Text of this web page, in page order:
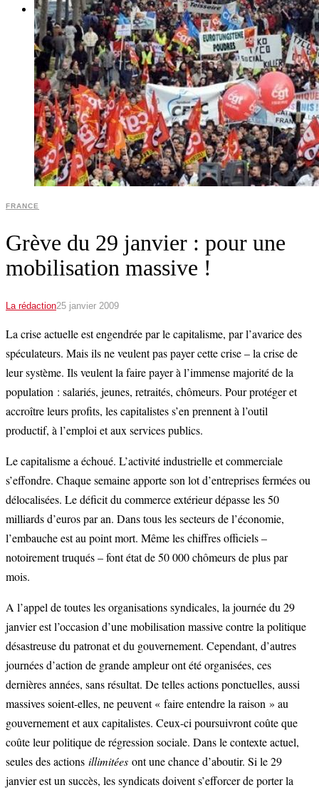
MULTIMÉDIAS
FRANCE
Grève du 29 janvier : pour une
mobilisation massive !
La rédaction25 janvier 2009
La crise actuelle est engendrée par le capitalisme, par l’avarice des
spéculateurs. Mais ils ne veulent pas payer cette crise – la crise de
leur système. Ils veulent la faire payer à l’immense majorité de la
population : salariés, jeunes, retraités, chômeurs. Pour protéger et
accroître leurs profits, les capitalistes s’en prennent à l’outil
productif, à l’emploi et aux services publics.
Le capitalisme a échoué. L’activité industrielle et commerciale
s’effondre. Chaque semaine apporte son lot d’entreprises fermées ou
délocalisées. Le déficit du commerce extérieur dépasse les 50
milliards d’euros par an. Dans tous les secteurs de l’économie,
l’embauche est au point mort. Même les chiffres officiels –
notoirement truqués – font état de 50 000 chômeurs de plus par
mois.
A l’appel de toutes les organisations syndicales, la journée du 29
janvier est l’occasion d’une mobilisation massive contre la politique
désastreuse du patronat et du gouvernement. Cependant, d’autres
journées d’action de grande ampleur ont été organisées, ces
dernières années, sans résultat. De telles actions ponctuelles, aussi
massives soient-elles, ne peuvent « faire entendre la raison » au
gouvernement et aux capitalistes. Ceux-ci poursuivront coûte que
coûte leur politique de régression sociale. Dans le contexte actuel,
seules des actions illimitées ont une chance d’aboutir. Si le 29
janvier est un succès, les syndicats doivent s’efforcer de porter la